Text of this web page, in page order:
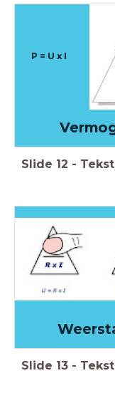
P = U x I
Slide 12 -
Slide 13 -